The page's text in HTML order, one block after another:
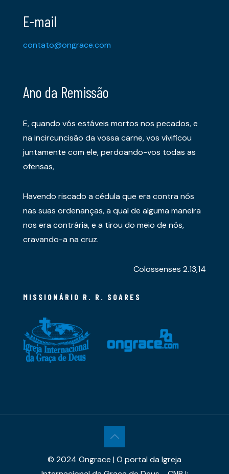
E-mail
contato@ongrace.com
Ano da Remissão
E, quando vós estáveis mortos nos pecados, e
na incircuncisão da vossa carne, vos vivificou
juntamente com ele, perdoando-vos todas as
ofensas,
Havendo riscado a cédula que era contra nós
nas suas ordenanças, a qual de alguma maneira
nos era contrária, e a tirou do meio de nós,
cravando-a na cruz.
Colossenses 2.13,14
MISSIONÁRIO R. R. SOARES
© 2024 Ongrace | O portal da Igreja